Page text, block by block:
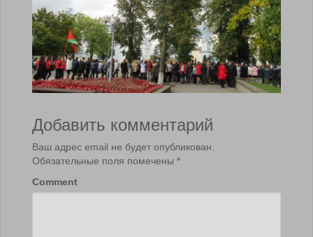
Добавить комментарий
Ваш адрес email не будет опубликован.
Обязательные поля помечены *
Comment